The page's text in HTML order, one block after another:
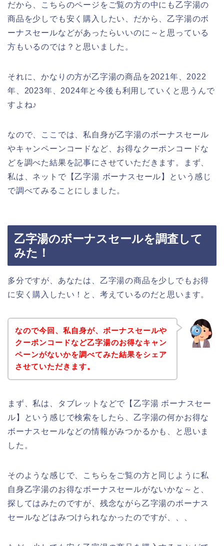
だから、こちらのページをご覧の方の中にも乙字湯の
商品を少しでも安く購入したい、だから、乙字湯のボ
ーナスセールなどがあったらいいのに～と思っている
方もいるのでは？と思いました。
それに、かなりの方が乙字湯の商品を2021年、2022
年、2023年、2024年と今後も利用していくと思うんで
すよね♪
なので、ここでは、私自身が乙字湯のボーナスセール
やキャンペーンコードなど、お得なクーポンコードな
どを調べた結果を記事にさせていただきます。まず、
私は、ネットで【乙字湯 ボーナスセール】という感じ
で調べてみることにしました。
乙字湯のボーナスセールを調査して
みた！
多分ですが、あなたは、乙字湯の商品を少しでもお得
に安く購入したい！と、考えているのだと思います。
なので今回、私自身が、ボーナスセールや
クーポンコードなど乙字湯のお得なキャン
ペーンがないかを調べてみた結果をシェア
させていただきます。
まず、私は、タブレットなどで【乙字湯 ボーナスセー
ル】という感じで検索をしたら、乙字湯の何かお得な
ボーナスセールなどの情報がみつかるかも、と思いま
した。
そのような感じで、こちらをご覧の方と同じように私
自身乙字湯のお得なボーナスセールがないかな～と、
探してはみたのですが、残念ながら乙字湯のボーナス
セールなどはみつけられなかったのですが、、、